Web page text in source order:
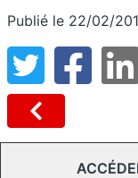
Publié le 22/02/